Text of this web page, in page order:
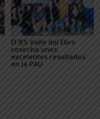
El IES Valle del Ebro
cosecha unos
excelentes resultados
en la PAU